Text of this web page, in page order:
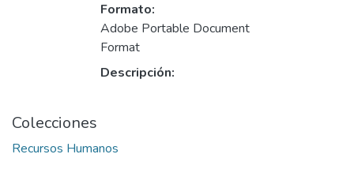
Formato:
Adobe Portable Document
Format
Descripción:
Colecciones
Recursos Humanos